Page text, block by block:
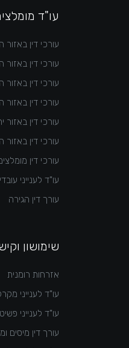
עו"ד
עורכי דין באזור
עורכי דין באזור
עורכי דין באזור
עורכי דין
עורכי דין באזור
עורכי דין באזור
עורכי דין
עו"ד לענייני
עורך דין הגירה
שימושון
אזרחות רומנית
עו"ד לענייני
עו"ד לענייני
עורך דין מיסים